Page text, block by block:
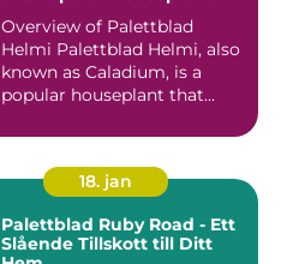
Overview of Palettblad
Helmi Palettblad Helmi, also
known as Caladium, is a
popular houseplant that...
18. jan
Palettblad Ruby Road - Ett
Slående Tillskott till Ditt